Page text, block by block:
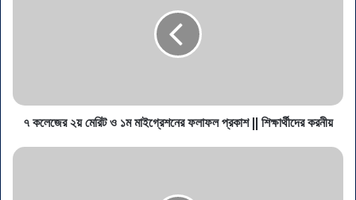
৭ কলেজের ২য় মেরিট ও ১ম মাইগ্রেশনের ফলাফল প্রকাশ || শিক্ষার্থীদের করনীয়